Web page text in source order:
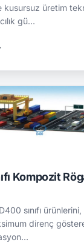
kusursuz üretim
gü…
Kompozit
sınıfı
direnç